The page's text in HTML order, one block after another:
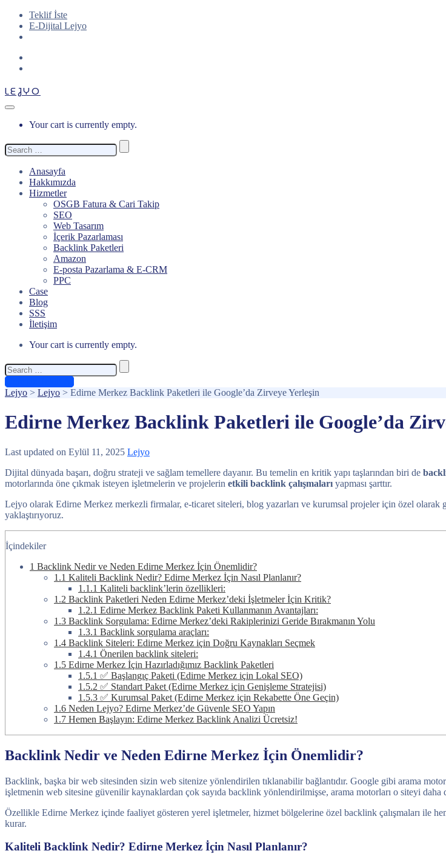
Teklif İste
E-Dijital Lejyo
LEJYO
Your cart is currently empty.
Search
for:
Anasayfa
Hakkımızda
Hizmetler
OSGB Fatura & Cari Takip
SEO
Web Tasarım
İçerik Pazarlaması
Backlink Paketleri
Amazon
E-posta Pazarlama & E-CRM
PPC
Case
Blog
SSS
İletişim
Your cart is currently empty.
Search
for:
Lejyo > Lejyo > Edirne Merkez Backlink Paketleri ile Google’da Zirveye Yerleşin
Edirne Merkez Backlink Paketleri ile Google’da
Last updated on Eylül 11, 2025 Lejyo
Dijital dünyada başarı, doğru strateji ve sağlam temellere dayanır. Bu temelin en kritik yapı taşlarından biri de
motorlarında öne çıkmak isteyen işletmelerin ve projelerin etkili backlink çalışmaları yapması şarttır.
Lejyo olarak Edirne Merkez merkezli firmalar, e-ticaret siteleri, blog yazarları ve kurumsal projeler için özel olarak
yaklaştırıyoruz.
İçindekiler
1 Backlink Nedir ve Neden Edirne Merkez İçin Önemlidir?
1.1 Kaliteli Backlink Nedir? Edirne Merkez İçin Nasıl Planlanır?
1.1.1 Kaliteli backlink’lerin özellikleri:
1.2 Backlink Paketleri Neden Edirne Merkez’deki İşletmeler İçin Kritik?
1.2.1 Edirne Merkez Backlink Paketi Kullanmanın Avantajları:
1.3 Backlink Sorgulama: Edirne Merkez’deki Rakiplerinizi Geride Bırakmanın Yolu
1.3.1 Backlink sorgulama araçları:
1.4 Backlink Siteleri: Edirne Merkez için Doğru Kaynakları Seçmek
1.4.1 Önerilen backlink siteleri:
1.5 Edirne Merkez İçin Hazırladığımız Backlink Paketleri
1.5.1 ✅ Başlangıç Paketi (Edirne Merkez için Lokal SEO)
1.5.2 ✅ Standart Paket (Edirne Merkez için Genişleme Stratejisi)
1.5.3 ✅ Kurumsal Paket (Edirne Merkez için Rekabette Öne Geçin)
1.6 Neden Lejyo? Edirne Merkez’de Güvenle SEO Yapın
1.7 Hemen Başlayın: Edirne Merkez Backlink Analizi Ücretsiz!
Backlink Nedir ve Neden Edirne Merkez İçin Önemlidir?
Backlink, başka bir web sitesinden sizin web sitenize yönlendirilen tıklanabilir bağlantıdır. Google gibi arama
işletmenin web sitesine güvenilir kaynaklardan çok sayıda backlink yönlendirilmişse, arama motorları o siteyi daha
Özellikle Edirne Merkez içinde faaliyet gösteren yerel işletmeler, hizmet bölgelerine özel backlink çalışmaları ile
kurar.
Kaliteli Backlink Nedir? Edirne Merkez İçin Nasıl Planlanır?